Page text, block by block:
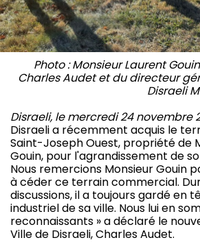
Photo : Monsieur Laurent
Charles Audet et du directeur
Disraeli
Disraeli, le mercredi 24 novembre
Disraeli a récemment acquis le
Saint-Joseph Ouest, propriété de
Gouin, pour l'agrandissement de
Nous remercions Monsieur Gouin
à céder ce terrain commercial.
discussions, il a toujours gardé en
industriel de sa ville. Nous lui en
reconnaissants » a déclaré le
Ville de Disraeli, Charles Audet.